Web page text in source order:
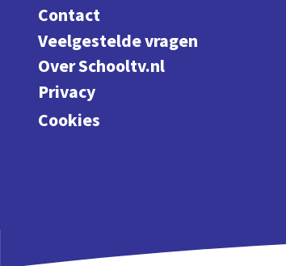
Contact
Veelgestelde vragen
Over Schooltv.nl
Privacy
Cookies